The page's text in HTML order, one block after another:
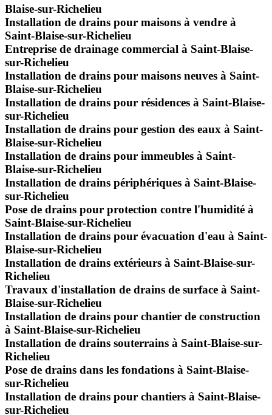
Blaise-sur-Richelieu
Installation de drains pour maisons à vendre à
Saint-Blaise-sur-Richelieu
Entreprise de drainage commercial à Saint-Blaise-
sur-Richelieu
Installation de drains pour maisons neuves à Saint-
Blaise-sur-Richelieu
Installation de drains pour résidences à Saint-Blaise-
sur-Richelieu
Installation de drains pour gestion des eaux à Saint-
Blaise-sur-Richelieu
Installation de drains pour immeubles à Saint-
Blaise-sur-Richelieu
Installation de drains périphériques à Saint-Blaise-
sur-Richelieu
Pose de drains pour protection contre l'humidité à
Saint-Blaise-sur-Richelieu
Installation de drains pour évacuation d'eau à Saint-
Blaise-sur-Richelieu
Installation de drains extérieurs à Saint-Blaise-sur-
Richelieu
Travaux d'installation de drains de surface à Saint-
Blaise-sur-Richelieu
Installation de drains pour chantier de construction
à Saint-Blaise-sur-Richelieu
Installation de drains souterrains à Saint-Blaise-sur-
Richelieu
Pose de drains dans les fondations à Saint-Blaise-
sur-Richelieu
Installation de drains pour chantiers à Saint-Blaise-
sur-Richelieu